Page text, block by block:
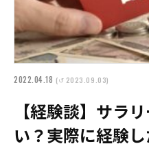
2022.04.18 (↺ 2023.09.03)
【経験談】サラ
い？実際に経験